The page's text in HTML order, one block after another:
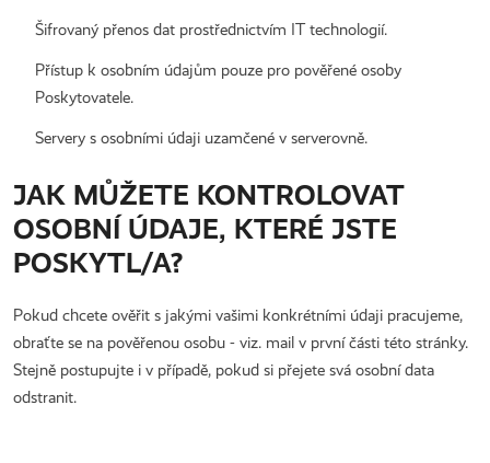
Šifrovaný přenos dat prostřednictvím IT technologií.
Přístup k osobním údajům pouze pro pověřené osoby
Poskytovatele.
Servery s osobními údaji uzamčené v serverovně.
JAK MŮŽETE KONTROLOVAT
OSOBNÍ ÚDAJE, KTERÉ JSTE
POSKYTL/A?
Pokud chcete ověřit s jakými vašimi konkrétními údaji pracujeme,
obraťte se na pověřenou osobu - viz. mail v první části této stránky.
Stejně postupujte i v případě, pokud si přejete svá osobní data
odstranit.